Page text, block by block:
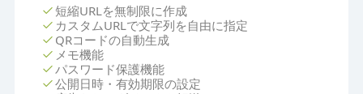
check短縮URLを無制限に作成
check カスタムURLで文字列を自由に指定
check QRコードの自動生成
check メモ機能
checkパスワード保護機能
check公開日時・有効期限の設定